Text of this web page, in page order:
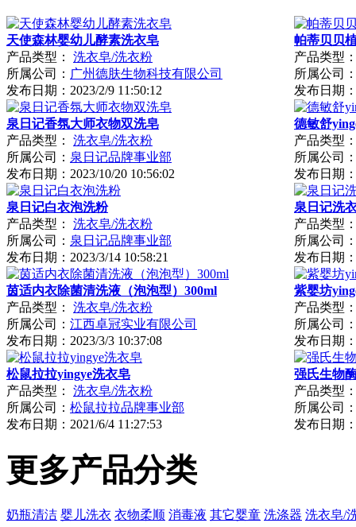
天使森林婴幼儿酵素洗衣皂
产品类型：
洗衣皂/洗衣粉
所属公司： 广州德肤生物科技有限公司
发布日期： 2023/2/9 11:50:12
帕蒂贝贝
产品类型
所属公司
发布日期
泉日记香氛大师衣物双洗皂
产品类型：
洗衣皂/洗衣粉
所属公司： 泉日记品牌事业部
发布日期： 2023/10/20 10:56:02
德敏舒
产品类型
所属公司
发布日期
泉日记白衣泡洗粉
产品类型：
洗衣皂/洗衣粉
所属公司： 泉日记品牌事业部
发布日期： 2023/3/14 10:58:21
泉日记洗
产品类型
所属公司
发布日期
茵适内衣除菌清洗液（泡泡型）300ml
产品类型：
洗衣皂/洗衣粉
所属公司： 江西卓冠实业有限公司
发布日期： 2023/3/3 10:37:08
紫婴坊
产品类型
所属公司
发布日期
松鼠拉拉yingye洗衣皂
产品类型：
洗衣皂/洗衣粉
所属公司： 松鼠拉拉品牌事业部
发布日期： 2021/6/4 11:27:53
强氏生物
产品类型
所属公司
发布日期
更多产品分类
奶瓶清洁 婴儿洗衣 衣物柔顺 消毒液 其它婴童 洗涤器 洗衣皂/